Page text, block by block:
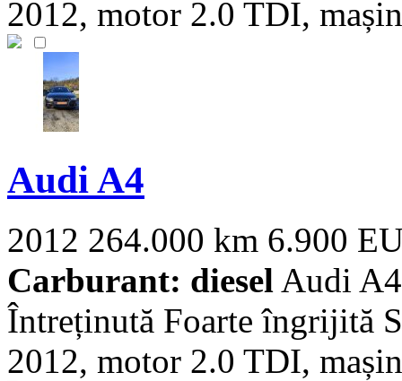
2012, motor 2.0 TDI,
Audi A4
2012 264.000 km 6.900
Carburant: diesel Audi
Întreținută Foarte îngrijită
2012, motor 2.0 TDI,